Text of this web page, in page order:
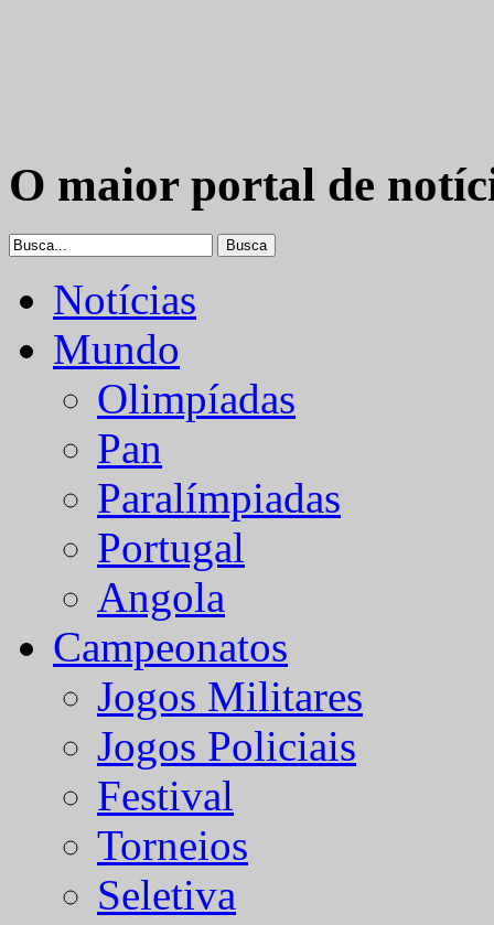
O maior portal de
Notícias
Mundo
Olimpíadas
Pan
Paralímpiadas
Portugal
Angola
Campeonatos
Jogos Militares
Jogos Policiais
Festival
Torneios
Seletiva